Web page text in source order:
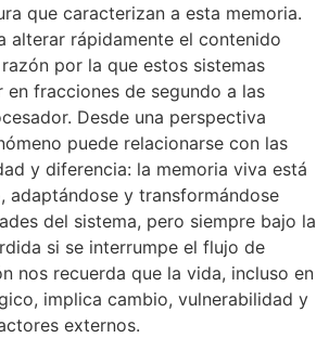
que caracterizan a esta memoria.
alterar rápidamente el contenido
por la que estos sistemas
en fracciones de segundo a las
Desde una perspectiva
puede relacionarse con las
y diferencia: la memoria viva está
adaptándose y transformándose
del sistema, pero siempre bajo la
si se interrumpe el flujo de
nos recuerda que la vida, incluso en
implica cambio, vulnerabilidad y
externos.